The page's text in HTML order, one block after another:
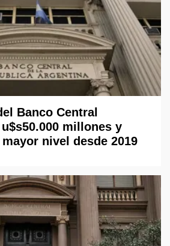
Banco Central
millones y
nivel desde 2019